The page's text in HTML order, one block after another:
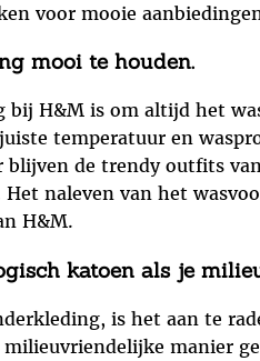
voor mooie
mooi te houden.
H&M is om altijd het
temperatuur en
de trendy outfits
naleven van het
H&M.
katoen als je
is het aan te
manier